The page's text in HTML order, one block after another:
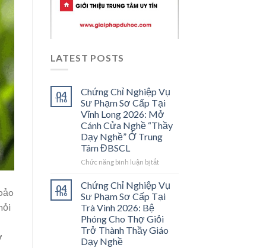
LATEST POSTS
04
Th6
Chứng Chỉ Nghiệp Vụ
Sư Phạm Sơ Cấp Tại
Vĩnh Long 2026: Mở
Cánh Cửa Nghề “Thầy
Dạy Nghề” Ở Trung
Tâm ĐBSCL
Chức năng bình luận bị tắtở
Chỉ
Nghiệp
Vụ
Phạm
Sơ
04
Th6
Chứng Chỉ Nghiệp Vụ
Sư Phạm Sơ Cấp Tại
Trà Vinh 2026: Bệ
Phóng Cho Thợ Giỏi
Trở Thành Thầy Giáo
Dạy Nghề